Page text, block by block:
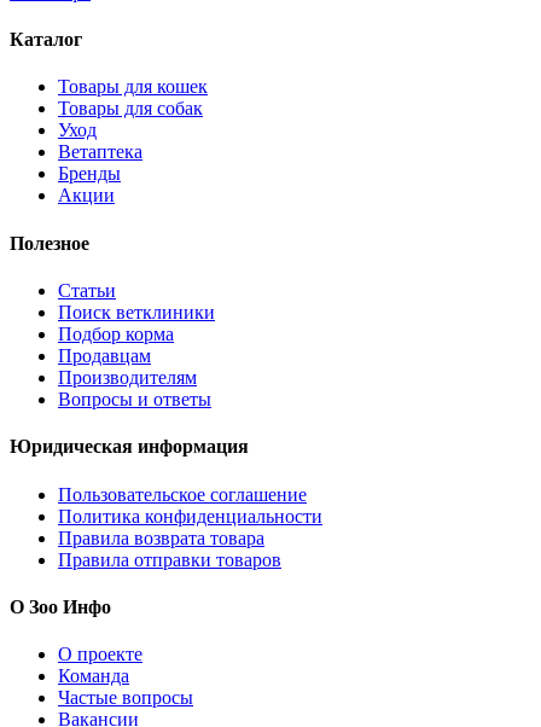
Каталог
Товары для кошек
Товары для собак
Уход
Ветаптека
Бренды
Акции
Полезное
Статьи
Поиск ветклиники
Подбор корма
Продавцам
Производителям
Вопросы и ответы
Юридическая информация
Пользовательское соглашение
Политика конфиденциальности
Правила возврата товара
Правила отправки товаров
О Зоо Инфо
О проекте
Команда
Частые вопросы
Вакансии